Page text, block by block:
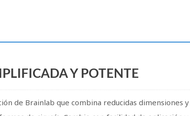
Y POTENTE
de Brainlab que combina reducidas